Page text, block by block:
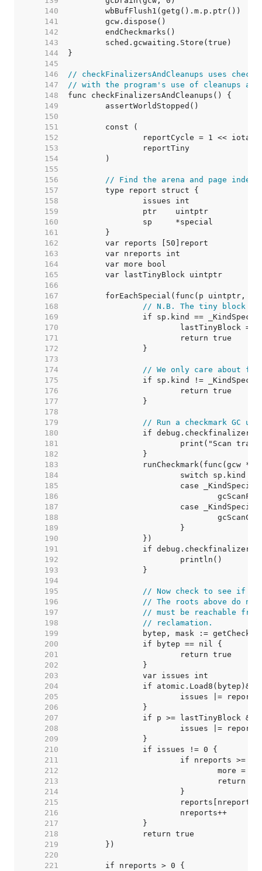
   140
   141
   142
   143
   144
   145
   146
// checkFinalizersAndCleanups uses
   147
// with the program's use of cleanups
   148
   149
   150
   151
   152
   153
   154
   155
   156
// Find the arena and page
   157
   158
   159
   160
   161
   162
   163
   164
   165
   166
   167
   168
// N.B. The tiny block
   169
   170
   171
   172
   173
   174
// We only care about
   175
   176
   177
   178
   179
// Run a checkmark GC
   180
   181
   182
   183
   184
   185
   186
   187
   188
   189
   190
   191
   192
   193
   194
   195
// Now check to see if
   196
// The roots above do
   197
// must be reachable
   198
// reclamation.
   199
   200
   201
   202
   203
   204
   205
   206
   207
   208
   209
   210
   211
   212
   213
   214
   215
   216
   217
   218
   219
   220
   221